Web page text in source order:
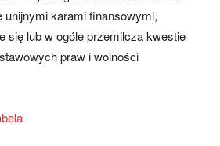
unijnymi karami finansowymi,
się lub w ogóle przemilcza kwestie
praw i wolności